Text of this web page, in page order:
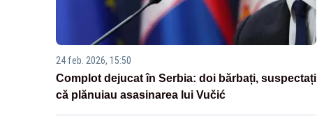
24 feb. 2026, 15:50
Complot dejucat în Serbia: doi bărbați, suspectați
că plănuiau asasinarea lui Vučić